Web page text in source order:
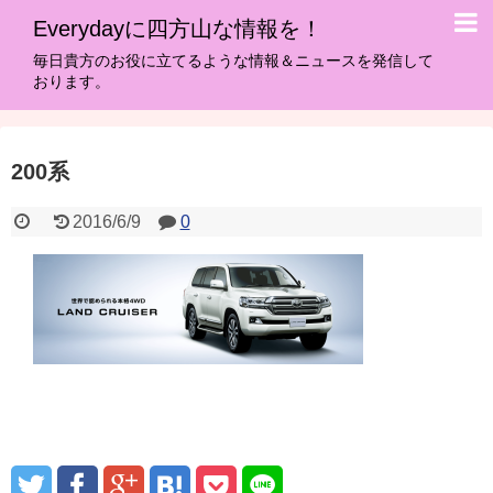
Everydayに四方山な情報を！
毎日貴方のお役に立てるような情報＆ニュースを発信して
おります。
200系
2016/6/9 0